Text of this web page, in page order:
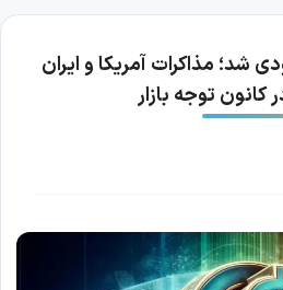
شد؛ مذاکرات آمریکا و ایران
توجه بازار